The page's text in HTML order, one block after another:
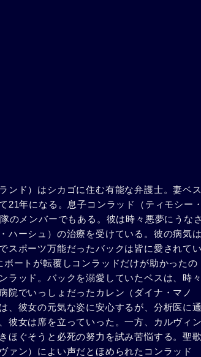
ンド）はシカゴに住む有能な弁護士。妻ベス
21年になる。息子コンラッド（ティモシー・
のメンバーでもある。彼は時々悪夢にうなさ
ハーシュ）の治療を受けている。彼の病気は
スポーツ万能だったバックは皆に愛されてい
ートが転覆しコンラッドだけが助かったの
ラッド。バックを溺愛していたベスは、時々
院でいっしょだったカレン（ダイナ・マノ
、彼女の元気な姿に安心するが、分析医に通
彼女は席を立っていった。一方、カルヴィン
ほぐそうと必死の努力を試み苦悩する。聖歌
ァン）によい声だとほめられたコンラッド